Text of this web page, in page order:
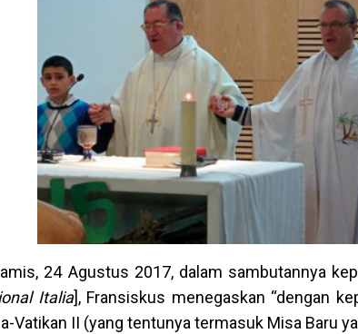
24 Agustus 2017, dalam sambutannya
Italia], Fransiskus menegaskan “dengan
Vatikan II (yang tentunya termasuk Misa Baru